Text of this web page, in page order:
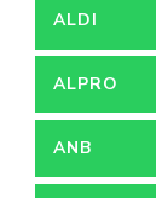
ZIEKENHUIS
ALDI
ALPRO
ANB